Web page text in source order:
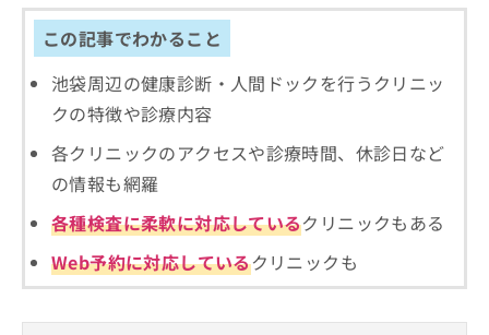
この記事でわかること
池袋周辺の健康診断・人間ドックを行うクリニッ
クの特徴や診療内容
各クリニックのアクセスや診療時間、休診日など
の情報も網羅
各種検査に柔軟に対応しているクリニックもある
Web予約に対応しているクリニックも
い。
こ
ら
情
は
ら
無
情
報
の
込
み
ち